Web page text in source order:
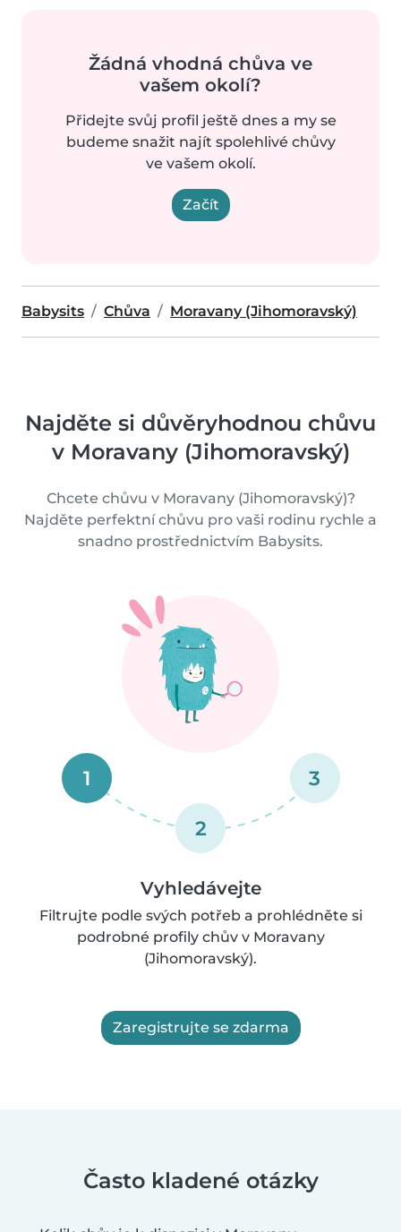
Žádná vhodná chůva ve
vašem okolí?
Přidejte svůj profil ještě dnes a my se
budeme snažit najít spolehlivé chůvy
ve vašem okolí.
Začít
Babysits Chůva Moravany (Jihomoravský)
Najděte si důvěryhodnou chůvu
v Moravany (Jihomoravský)
Chcete chůvu v Moravany (Jihomoravský)?
Najděte perfektní chůvu pro vaši rodinu rychle a
snadno prostřednictvím Babysits.
1
2
3
Vyhledávejte
Filtrujte podle svých potřeb a prohlédněte si
podrobné profily chův v Moravany
(Jihomoravský).
Zaregistrujte se zdarma
Často kladené otázky